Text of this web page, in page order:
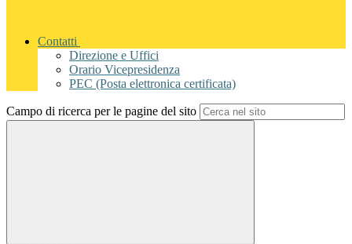
Contatti
Direzione e Uffici
Orario Vicepresidenza
PEC (Posta elettronica certificata)
Campo di ricerca per le pagine del sito